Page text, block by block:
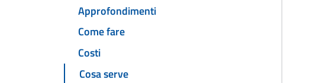
Approfondimenti
Come fare
Costi
Cosa serve